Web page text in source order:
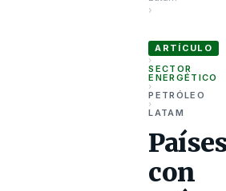
›
ARTÍCULO
›
SECTOR
ENERGÉTICO
›
PETRÓLEO
›
LATAM
con